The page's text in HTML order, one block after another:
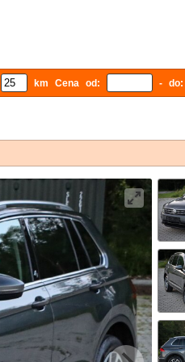
km Cena od: - do: